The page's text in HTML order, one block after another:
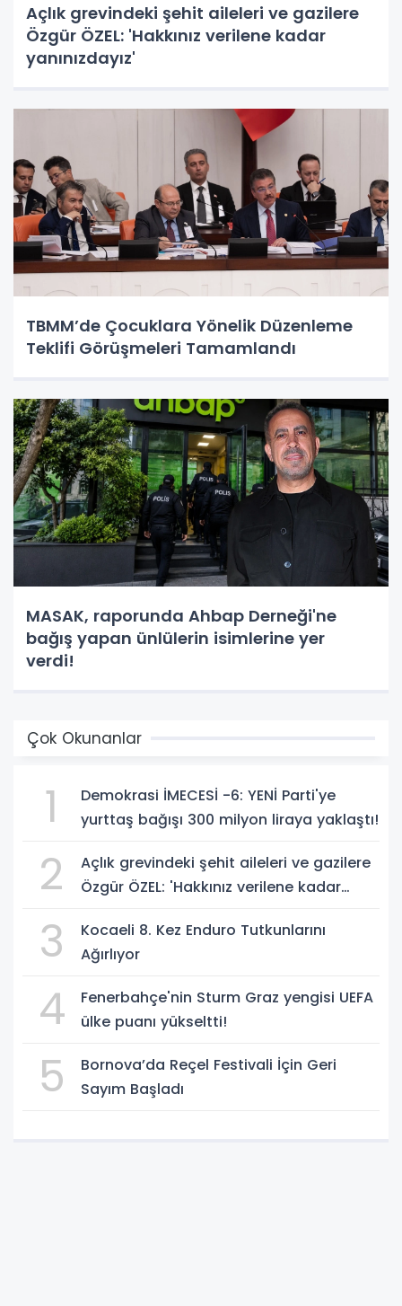
Açlık grevindeki şehit aileleri ve gazilere
Özgür ÖZEL: 'Hakkınız verilene kadar
yanınızdayız'
TBMM’de Çocuklara Yönelik Düzenleme
Teklifi Görüşmeleri Tamamlandı
MASAK, raporunda Ahbap Derneği'ne
bağış yapan ünlülerin isimlerine yer
verdi!
Çok Okunanlar
1
Demokrasi İMECESİ -6: YENİ Parti'ye
yurttaş bağışı 300 milyon liraya yaklaştı!
2
Açlık grevindeki şehit aileleri ve gazilere
Özgür ÖZEL: 'Hakkınız verilene kadar
3
Kocaeli 8. Kez Enduro Tutkunlarını
Ağırlıyor
4
Fenerbahçe'nin Sturm Graz yengisi UEFA
ülke puanı yükseltti!
5
Bornova’da Reçel Festivali İçin Geri
Sayım Başladı